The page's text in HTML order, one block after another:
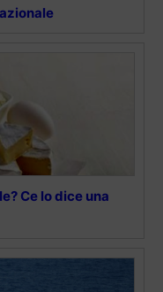
Ce lo dice una